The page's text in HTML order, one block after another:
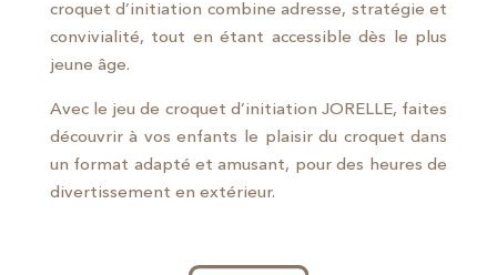
croquet d’initiation combine adresse, stratégie et
convivialité, tout en étant accessible dès le plus
jeune âge.
Avec le jeu de croquet d’initiation JORELLE, faites
découvrir à vos enfants le plaisir du croquet dans
un format adapté et amusant, pour des heures de
divertissement en extérieur.